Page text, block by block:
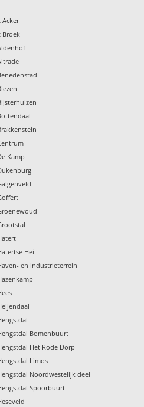
Acker
Broek
Kamp
Hei
en industrieterrein
Bomenbuurt
Het Rode Dorp
Limos
Noordwestelijk deel
Spoorbuurt